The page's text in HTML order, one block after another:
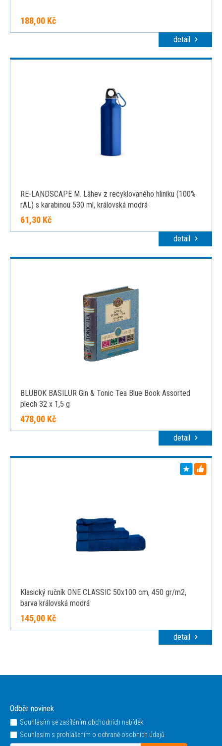
188,00 Kč
detail
RE-LANDSCAPE M. Láhev z recyklovaného hliníku (100%
rAL) s karabinou 530 ml, královská modrá
61,30 Kč
detail
BLUBOK BASILUR Gin & Tonic Tea Blue Book Assorted
plech 32 x 1,5 g
478,00 Kč
detail
Klasický ručník ONE CLASSIC 50x100 cm, 450 gr/m2,
barva královská modrá
145,00 Kč
detail
Odběr novinek
Souhlasím se zasíláním obchodních nabídek
Souhlasím s prohlášením o ochraně osobních údajů